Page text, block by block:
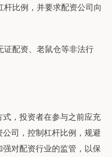
比例，并要求配资公司向
证配资、老鼠仓等非法行
，投资者在参与之前应充
司，控制杠杆比例，规避
对配资行业的监管，以保